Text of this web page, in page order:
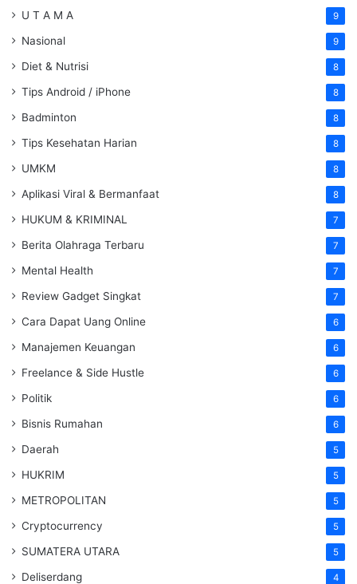
U T A M A 9
Nasional 9
Diet & Nutrisi 8
Tips Android / iPhone 8
Badminton 8
Tips Kesehatan Harian 8
UMKM 8
Aplikasi Viral & Bermanfaat 8
HUKUM & KRIMINAL 7
Berita Olahraga Terbaru 7
Mental Health 7
Review Gadget Singkat 7
Cara Dapat Uang Online 6
Manajemen Keuangan 6
Freelance & Side Hustle 6
Politik 6
Bisnis Rumahan 6
Daerah 5
HUKRIM 5
METROPOLITAN 5
Cryptocurrency 5
SUMATERA UTARA 5
Deliserdang 4